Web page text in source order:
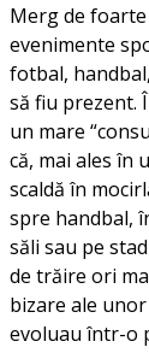
Merg de
evenimente
fotbal,
să fiu prezent.
un mare
că, mai ales în
scaldă în
spre handbal,
săli sau pe
de trăire ori
bizare ale
evoluau într-o